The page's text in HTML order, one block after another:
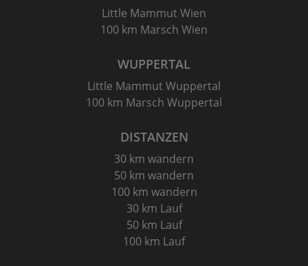
Little Mammut Wien
100 km Marsch Wien
WUPPERTAL
Little Mammut Wuppertal
100 km Marsch Wuppertal
DISTANZEN
30 km wandern
50 km wandern
100 km wandern
30 km Lauf
50 km Lauf
100 km Lauf